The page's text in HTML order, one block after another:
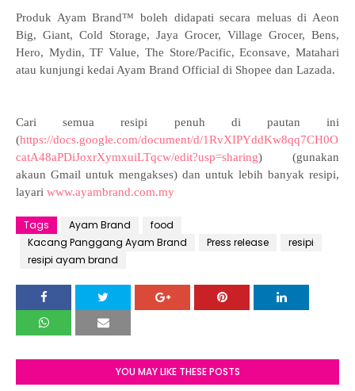
Produk Ayam Brand™ boleh didapati secara meluas di Aeon
Big, Giant, Cold Storage, Jaya Grocer, Village Grocer, Bens,
Hero, Mydin, TF Value, The Store/Pacific, Econsave, Matahari
atau kunjungi kedai Ayam Brand Official di Shopee dan Lazada.
Cari semua resipi penuh di pautan ini
(https://docs.google.com/document/d/1RvXIPYddKw8qq7CH0O
catA48aPDiJoxrXymxuiLTqcw/edit?usp=sharing) (gunakan
akaun Gmail untuk mengakses) dan untuk lebih banyak resipi,
layari www.ayambrand.com.my
Tags Ayam Brand
food
Kacang Panggang Ayam Brand
Press release
resipi
resipi ayam brand
YOU MAY LIKE THESE POSTS